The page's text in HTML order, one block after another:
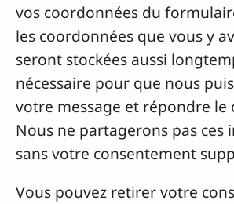
vos coordonnées du
les coordonnées que vous y
seront stockées aussi
nécessaire pour que nous
votre message et répondre le
Nous ne partagerons pas ces
sans votre consentement
Vous pouvez retirer votre